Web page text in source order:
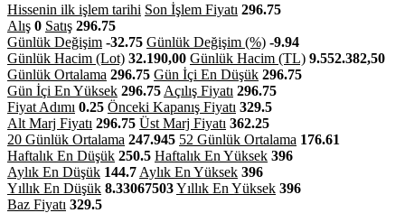
Hissenin ilk işlem tarihi Son İşlem Fiyatı 296.75
Alış 0 Satış 296.75
Günlük Değişim -32.75 Günlük Değişim (%) -9.94
Günlük Hacim (Lot) 32.190,00 Günlük Hacim (TL) 9.552.382,50
Günlük Ortalama 296.75 Gün İçi En Düşük 296.75
Gün İçi En Yüksek 296.75 Açılış Fiyatı 296.75
Fiyat Adımı 0.25 Önceki Kapanış Fiyatı 329.5
Alt Marj Fiyatı 296.75 Üst Marj Fiyatı 362.25
20 Günlük Ortalama 247.945 52 Günlük Ortalama 176.61
Haftalık En Düşük 250.5 Haftalık En Yüksek 396
Aylık En Düşük 144.7 Aylık En Yüksek 396
Yıllık En Düşük 8.33067503Yıllık En Yüksek 396
Baz Fiyatı 329.5